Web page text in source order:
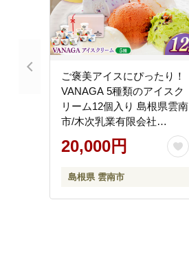
ご褒美アイスにぴったり！
VANAGA 5種類のアイスク
リーム12個入り 島根県雲南
市/木次乳業有限会社
20,000円
島根県 雲南市